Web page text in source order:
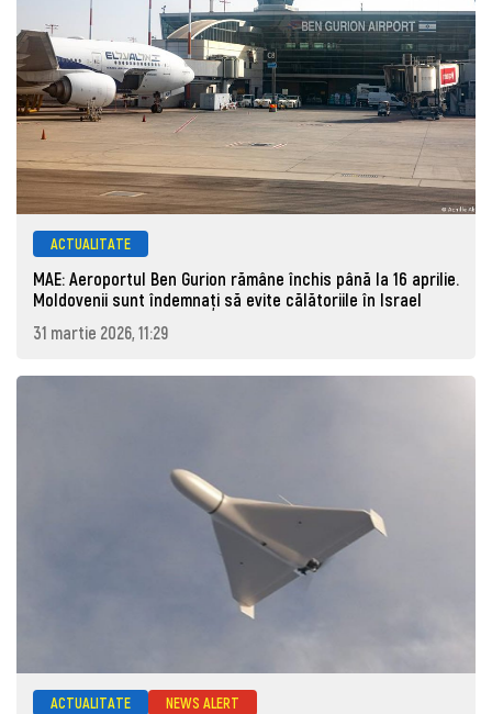
ACTUALITATE
MAE: Aeroportul Ben Gurion rămâne închis până la 16 aprilie.
Moldovenii sunt îndemnați să evite călătoriile în Israel
31 martie 2026, 11:29
ACTUALITATE NEWS ALERT